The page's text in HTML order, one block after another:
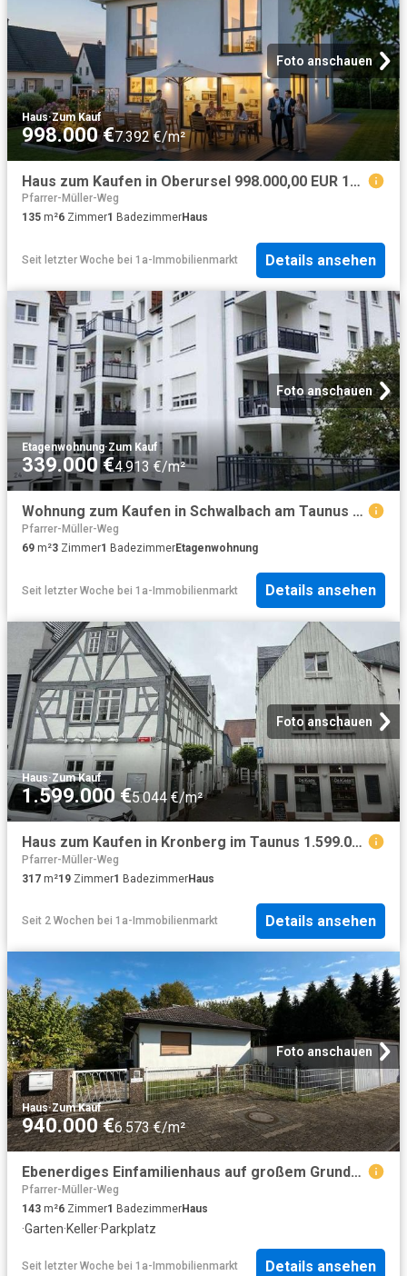
Foto anschauen
Haus·Zum Kauf
998.000 €7.392 €/m²
Haus zum Kaufen in Oberursel 998.000,00 EUR 135 m²
Pfarrer-Müller-Weg
135 m²6 Zimmer1 BadezimmerHaus
Seit letzter Woche bei 1a-Immobilienmarkt Details ansehen
Foto anschauen
Etagenwohnung·Zum Kauf
339.000 €4.913 €/m²
Wohnung zum Kaufen in Schwalbach am Taunus 339.000,00 EUR 69 m²
Pfarrer-Müller-Weg
69 m²3 Zimmer1 BadezimmerEtagenwohnung
Seit letzter Woche bei 1a-Immobilienmarkt Details ansehen
Foto anschauen
Haus·Zum Kauf
1.599.000 €5.044 €/m²
Haus zum Kaufen in Kronberg im Taunus 1.599.000,00 EUR 317 m²
Pfarrer-Müller-Weg
317 m²19 Zimmer1 BadezimmerHaus
Seit 2 Wochen bei 1a-Immobilienmarkt Details ansehen
Foto anschauen
Haus·Zum Kauf
940.000 €6.573 €/m²
Ebenerdiges Einfamilienhaus auf großem Grundstück in Kronberg
Pfarrer-Müller-Weg
143 m²6 Zimmer1 BadezimmerHaus
·Garten·Keller·Parkplatz
Seit letzter Woche bei 1a-Immobilienmarkt Details ansehen